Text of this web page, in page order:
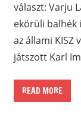
választ: Varju
ekörüli balhék
az állami KISZ
játszott Karl
READ MORE